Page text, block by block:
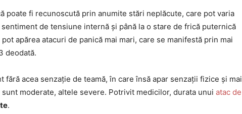
poate fi recunoscută prin anumite stări neplăcute, care pot varia
de tensiune internă și până la o stare de frică puternică
apărea atacuri de panică mai mari, care se manifestă prin mai
deodată.
fără acea senzație de teamă, în care însă apar senzații fizice și mai
moderate, altele severe. Potrivit medicilor, durata unui atac de
.